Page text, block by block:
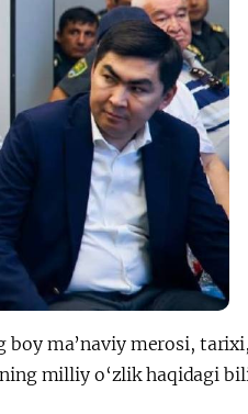
ma’naviy merosi,
milliy o‘zlik haqidagi